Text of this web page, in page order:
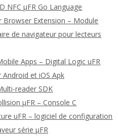
NFC μFR Go Language
Browser Extension – Module
de navigateur pour lecteurs
Apps – Digital Logic uFR
Android et iOS Apk
reader SDK
μFR – Console C
uFR – logiciel de configuration
série μFR